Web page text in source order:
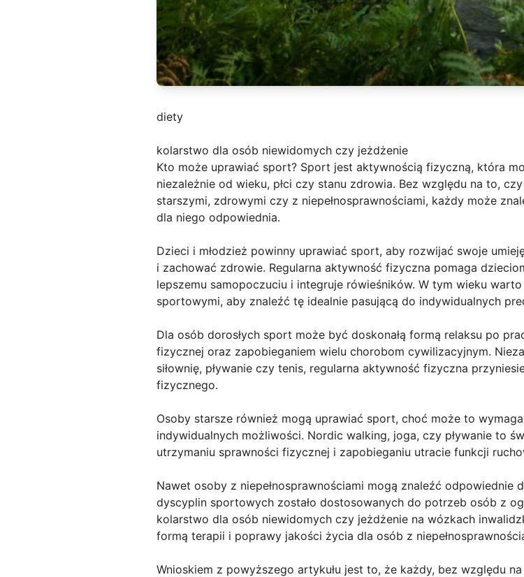
diety
kolarstwo dla osób niewidomych czy jeżdżenie
Kto może uprawiać sport? Sport jest aktywnością fizyczną, która
niezależnie od wieku, płci czy stanu zdrowia. Bez względu na to,
starszymi, zdrowymi czy z niepełnosprawnościami, każdy może
dla niego odpowiednia.
Dzieci i młodzież powinny uprawiać sport, aby rozwijać swoje
i zachować zdrowie. Regularna aktywność fizyczna pomaga
lepszemu samopoczuciu i integruje rówieśników. W tym wieku
sportowymi, aby znaleźć tę idealnie pasującą do indywidualnych
Dla osób dorosłych sport może być doskonałą formą relaksu po
fizycznej oraz zapobieganiem wielu chorobom cywilizacyjnym.
siłownię, pływanie czy tenis, regularna aktywność fizyczna
fizycznego.
Osoby starsze również mogą uprawiać sport, choć może to
indywidualnych możliwości. Nordic walking, joga, czy pływanie to
utrzymaniu sprawności fizycznej i zapobieganiu utracie funkcji
Nawet osoby z niepełnosprawnościami mogą znaleźć
dyscyplin sportowych zostało dostosowanych do potrzeb osób z
kolarstwo dla osób niewidomych czy jeżdżenie na wózkach
formą terapii i poprawy jakości życia dla osób z
Wnioskiem z powyższego artykułu jest to, że każdy, bez względu